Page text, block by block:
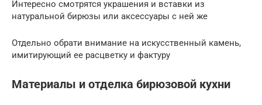
Интересно смотрятся украшения и вставки из
натуральной бирюзы или аксессуары с ней же
Отдельно обрати внимание на искусственный камень,
имитирующий ее расцветку и фактуру
Материалы и отделка бирюзовой кухни